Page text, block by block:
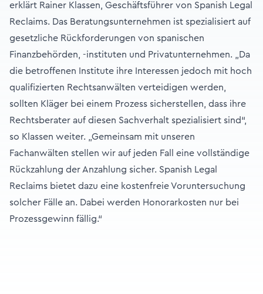
erklärt Rainer Klassen, Geschäftsführer von Spanish Legal
Reclaims. Das Beratungsunternehmen ist spezialisiert auf
gesetzliche Rückforderungen von spanischen
Finanzbehörden, -instituten und Privatunternehmen. „Da
die betroffenen Institute ihre Interessen jedoch mit hoch
qualifizierten Rechtsanwälten verteidigen werden,
sollten Kläger bei einem Prozess sicherstellen, dass ihre
Rechtsberater auf diesen Sachverhalt spezialisiert sind“,
so Klassen weiter. „Gemeinsam mit unseren
Fachanwälten stellen wir auf jeden Fall eine vollständige
Rückzahlung der Anzahlung sicher. Spanish Legal
Reclaims bietet dazu eine kostenfreie Voruntersuchung
solcher Fälle an. Dabei werden Honorarkosten nur bei
Prozessgewinn fällig.“